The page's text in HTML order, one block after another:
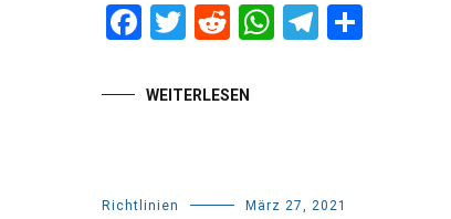
Facebook
Twitter
RedditWhatsApp
Telegram
WEITERLESEN
Richtlinien März 27, 2021